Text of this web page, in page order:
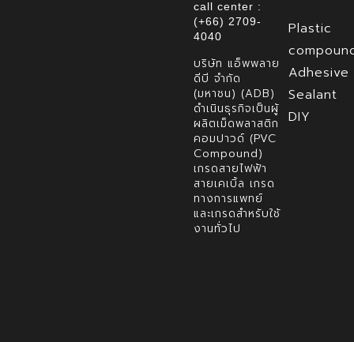
call center :
(+66) 2709-
4040
บริษัท แอ็พพลาย
ดีบี จำกัด
(มหาชน) (ADB)
ดำเนินธุรกิจเป็นผู้
ผลิตเม็ดพลาสติก
คอมปาวด์ (PVC
Compound)
เกรดสายไฟฟ้า
สายเคเบิ้ล เกรด
ทางการแพทย์
และเกรดสำหรับใช้
งานทั่วไป
Plastic
Adhesive
Sealant
DIY